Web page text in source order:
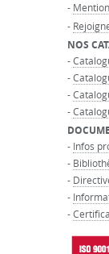
-
-
NOS
-
-
-
-
- Infos
-
-
-
-